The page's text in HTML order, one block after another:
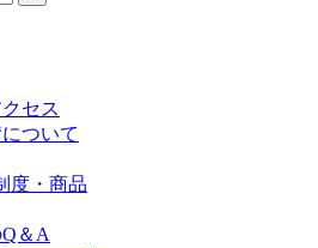
セス
ついて
度・商品
＆A